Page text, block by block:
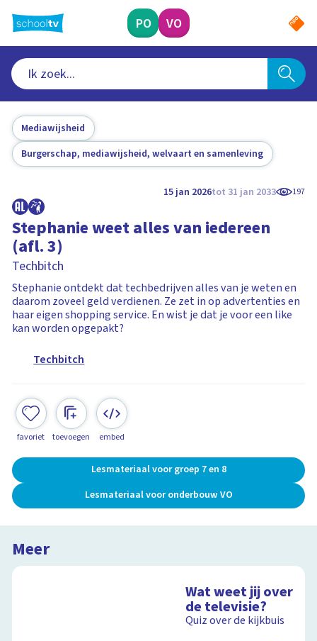
naar
hoofdinhoud
PO VO
Mediawijsheid
Burgerschap, mediawijsheid, welvaart en samenleving
15 jan 2026tot 31 jan 2033 197
Stephanie weet alles van iedereen
(afl. 3)
Techbitch
Stephanie ontdekt dat techbedrijven alles van je weten en
daarom zoveel geld verdienen. Ze zet in op advertenties en
haar eigen shopping service. En wist je dat je voor een like
kan worden opgepakt?
Techbitch
favoriet toevoegen embed
Lesmateriaal voor groep 7 en 8
Lesmateriaal voor onderbouw VO
Meer
Wat weet jij over
de televisie?
Quiz over de kijkbuis